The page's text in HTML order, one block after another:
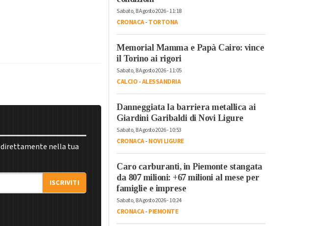
direttamente nella tua
ISCRIVITI
Sabato, 8 Agosto 2026 - 11:18
CRONACA-TORTONA
Memorial Mamma e Papà Cairo: vince
il Torino ai rigori
Sabato, 8 Agosto 2026 - 11:05
CALCIO-ALESSANDRIA
Danneggiata la barriera metallica ai
Giardini Garibaldi di Novi Ligure
Sabato, 8 Agosto 2026 - 10:53
CRONACA-NOVI LIGURE
Caro carburanti, in Piemonte stangata
da 807 milioni: +67 milioni al mese per
famiglie e imprese
Sabato, 8 Agosto 2026 - 10:24
CRONACA-PIEMONTE